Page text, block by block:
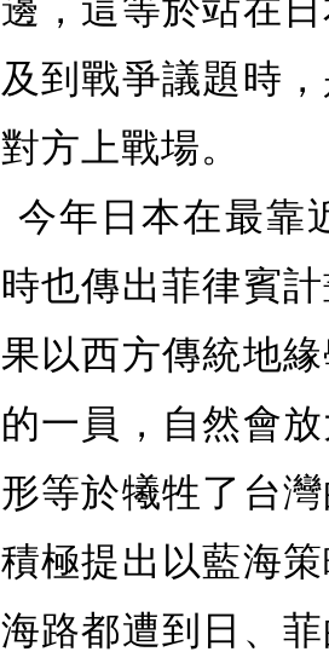
及到戰爭議題時
對方上戰場。
今年日本在最靠
時也傳出菲律賓
果以西方傳統地
的一員，自然會
形等於犧牲了台
積極提出以藍海
海路都遭到日、